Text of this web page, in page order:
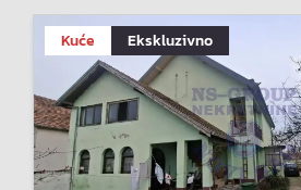
Kuće Ekskluzivno